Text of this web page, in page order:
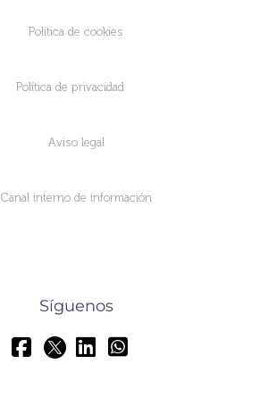
Política de cookies
Política de privacidad
Aviso legal
Canal interno de información
Síguenos